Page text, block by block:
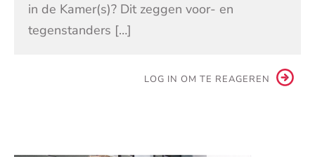
in de Kamer(s)? Dit zeggen voor- en
tegenstanders […]
LOG IN OM TE REAGEREN